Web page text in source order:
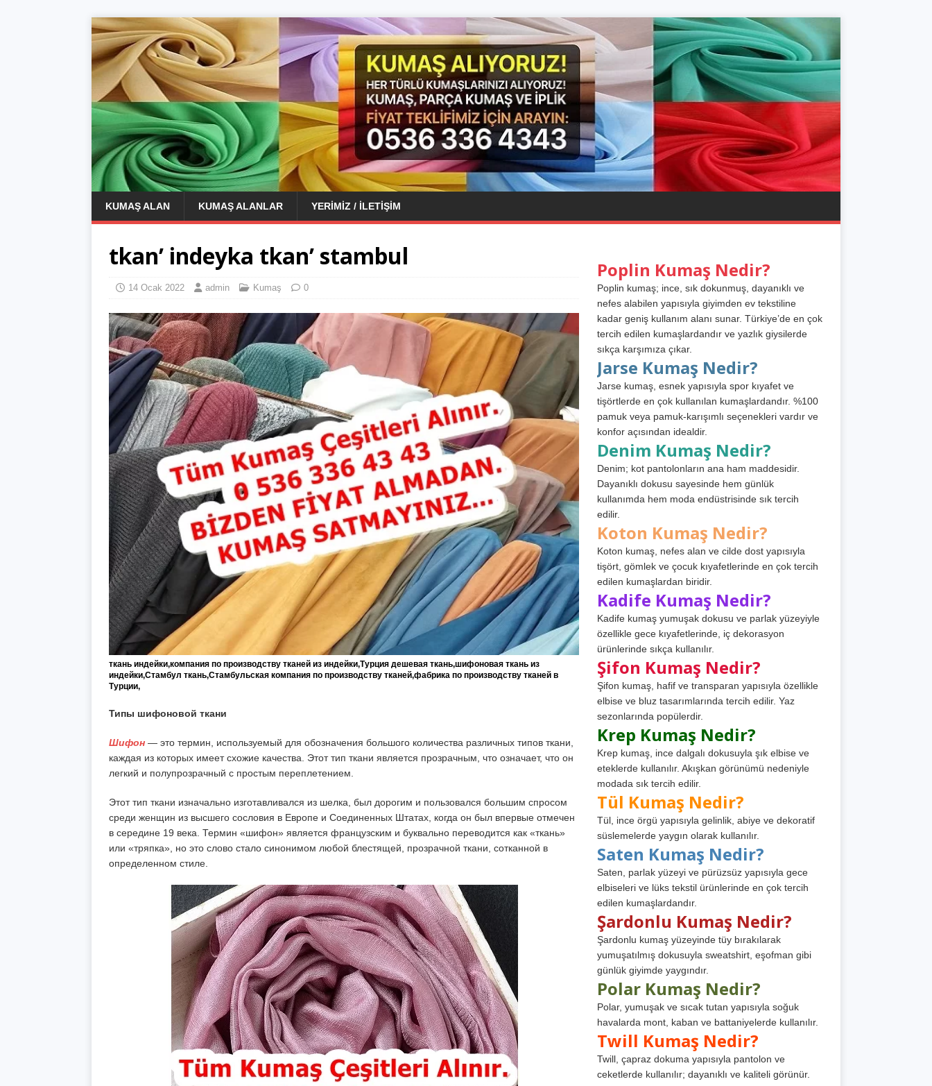
KUMAŞ ALAN KUMAŞ ALANLAR YERIMIZ / İLETIŞIM
tkan’ indeyka tkan’ stambul
14 Ocak 2022 admin Kumaş 0
ткань индейки,компания по производству тканей из индейки,Турция дешевая ткань,шифоновая ткань из
индейки,Стамбул ткань,Стамбульская компания по производству тканей,фабрика по производству тканей в
Турции,
Типы шифоновой ткани
Шифон — это термин, используемый для обозначения большого количества различных типов ткани,
каждая из которых имеет схожие качества. Этот тип ткани является прозрачным, что означает, что он
легкий и полупрозрачный с простым переплетением.
Этот тип ткани изначально изготавливался из шелка, был дорогим и пользовался большим спросом
среди женщин из высшего сословия в Европе и Соединенных Штатах, когда он был впервые отмечен
в середине 19 века. Термин «шифон» является французским и буквально переводится как «ткань»
или «тряпка», но это слово стало синонимом любой блестящей, прозрачной ткани, сотканной в
определенном стиле.
Poplin Kumaş Nedir?
Poplin kumaş; ince, sık dokunmuş, dayanıklı ve
nefes alabilen yapısıyla giyimden ev tekstiline
kadar geniş kullanım alanı sunar. Türkiye’de en çok
tercih edilen kumaşlardandır ve yazlık giysilerde
sıkça karşımıza çıkar.
Jarse Kumaş Nedir?
Jarse kumaş, esnek yapısıyla spor kıyafet ve
tişörtlerde en çok kullanılan kumaşlardandır. %100
pamuk veya pamuk-karışımlı seçenekleri vardır ve
konfor açısından idealdir.
Denim Kumaş Nedir?
Denim; kot pantolonların ana ham maddesidir.
Dayanıklı dokusu sayesinde hem günlük
kullanımda hem moda endüstrisinde sık tercih
edilir.
Koton Kumaş Nedir?
Koton kumaş, nefes alan ve cilde dost yapısıyla
tişört, gömlek ve çocuk kıyafetlerinde en çok tercih
edilen kumaşlardan biridir.
Kadife Kumaş Nedir?
Kadife kumaş yumuşak dokusu ve parlak yüzeyiyle
özellikle gece kıyafetlerinde, iç dekorasyon
ürünlerinde sıkça kullanılır.
Şifon Kumaş Nedir?
Şifon kumaş, hafif ve transparan yapısıyla özellikle
elbise ve bluz tasarımlarında tercih edilir. Yaz
sezonlarında popülerdir.
Krep Kumaş Nedir?
Krep kumaş, ince dalgalı dokusuyla şık elbise ve
eteklerde kullanılır. Akışkan görünümü nedeniyle
modada sık tercih edilir.
Tül Kumaş Nedir?
Tül, ince örgü yapısıyla gelinlik, abiye ve dekoratif
süslemelerde yaygın olarak kullanılır.
Saten Kumaş Nedir?
Saten, parlak yüzeyi ve pürüzsüz yapısıyla gece
elbiseleri ve lüks tekstil ürünlerinde en çok tercih
edilen kumaşlardandır.
Şardonlu Kumaş Nedir?
Şardonlu kumaş yüzeyinde tüy bırakılarak
yumuşatılmış dokusuyla sweatshirt, eşofman gibi
günlük giyimde yaygındır.
Polar Kumaş Nedir?
Polar, yumuşak ve sıcak tutan yapısıyla soğuk
havalarda mont, kaban ve battaniyelerde kullanılır.
Twill Kumaş Nedir?
Twill, çapraz dokuma yapısıyla pantolon ve
ceketlerde kullanılır; dayanıklı ve kaliteli görünür.